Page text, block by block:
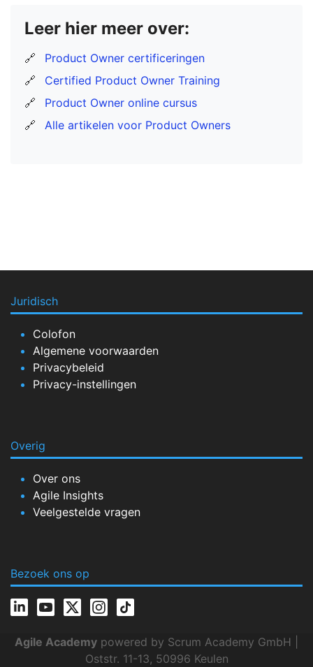
Leer hier meer over:
🔗
Product Owner certificeringen
🔗
Certified Product Owner Training
🔗
Product Owner online cursus
🔗
Alle artikelen voor Product Owners
Juridisch
Colofon
Algemene voorwaarden
Privacybeleid
Privacy-instellingen
Overig
Over ons
Agile Insights
Veelgestelde vragen
Bezoek ons op
Agile Academy powered by Scrum Academy GmbH |
Oststr. 11-13, 50996 Keulen